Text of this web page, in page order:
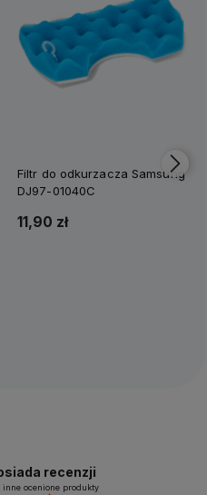
Filtr do odkurzacza Samsung
DJ97-01040C
11,90 zł
recenzji
inne ocenione produkty